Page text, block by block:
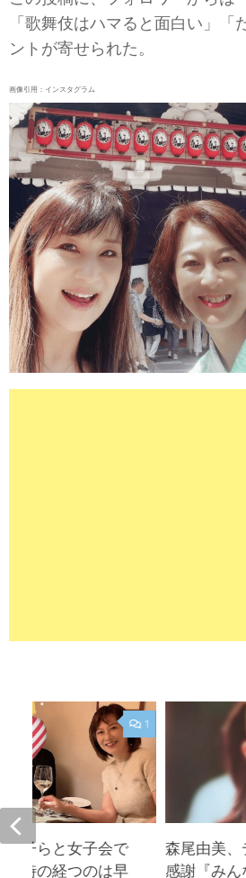
「歌舞伎はハマると面白い」
ントが寄せられた。
画像引用：インスタグラム
森尾由美、
感謝『み
1
寛子らと女子会で
『時の経つのは早